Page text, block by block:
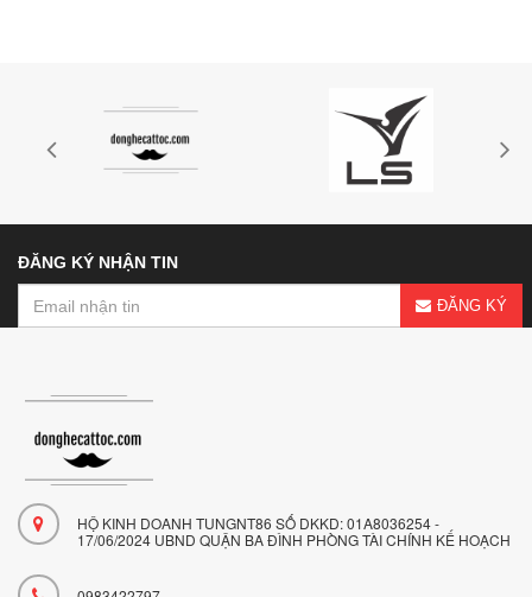
ĐĂNG KÝ NHẬN TIN
ĐĂNG KÝ
HỘ KINH DOANH TUNGNT86 SỐ DKKD: 01A8036254 -
17/06/2024 UBND QUẬN BA ĐÌNH PHÒNG TÀI CHÍNH KẾ HOẠCH